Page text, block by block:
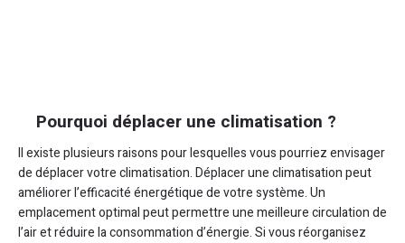
Pourquoi déplacer une climatisation ?
Il existe plusieurs raisons pour lesquelles vous pourriez envisager
de déplacer votre climatisation. Déplacer une climatisation peut
améliorer l’efficacité énergétique de votre système. Un
emplacement optimal peut permettre une meilleure circulation de
l’air et réduire la consommation d’énergie. Si vous réorganisez